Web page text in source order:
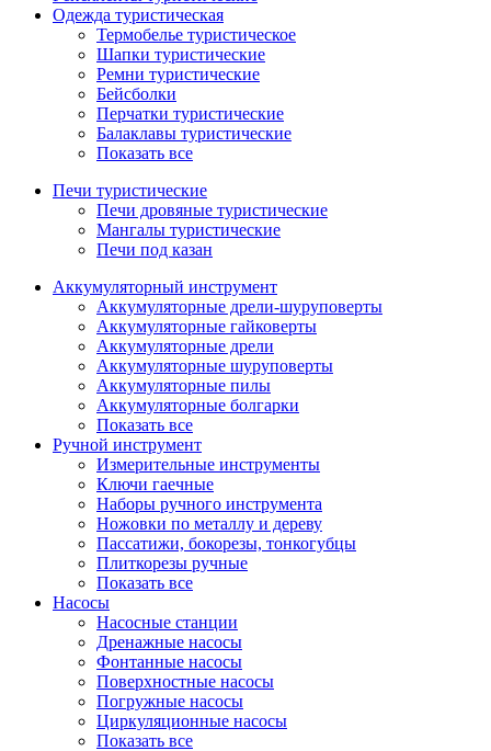
Одежда туристическая
Термобелье туристическое
Шапки туристические
Ремни туристические
Бейсболки
Перчатки туристические
Балаклавы туристические
Показать все
Печи туристические
Печи дровяные туристические
Мангалы туристические
Печи под казан
Аккумуляторный инструмент
Аккумуляторные дрели-шуруповерты
Аккумуляторные гайковерты
Аккумуляторные дрели
Аккумуляторные шуруповерты
Аккумуляторные пилы
Аккумуляторные болгарки
Показать все
Ручной инструмент
Измерительные инструменты
Ключи гаечные
Наборы ручного инструмента
Ножовки по металлу и дереву
Пассатижи, бокорезы, тонкогубцы
Плиткорезы ручные
Показать все
Насосы
Насосные станции
Дренажные насосы
Фонтанные насосы
Поверхностные насосы
Погружные насосы
Циркуляционные насосы
Показать все